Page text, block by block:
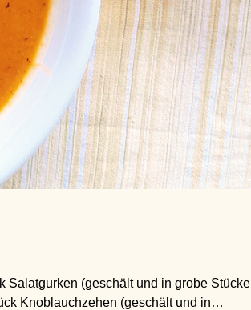
Salatgurken (geschält und in grobe Stücke
Knoblauchzehen (geschält und in…